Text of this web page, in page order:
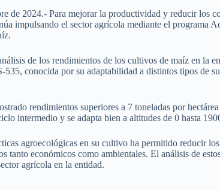
de 2024.- Para mejorar la productividad y reducir los
impulsando el sector agrícola mediante el programa
de los rendimientos de los cultivos de maíz en la
535, conocida por su adaptabilidad a distintos tipos de
rendimientos superiores a 7 toneladas por
intermedio y se adapta bien a altitudes de 0 hasta
agroecológicas en su cultivo ha permitido reducir
tanto económicos como ambientales. El análisis de
agrícola en la entidad.